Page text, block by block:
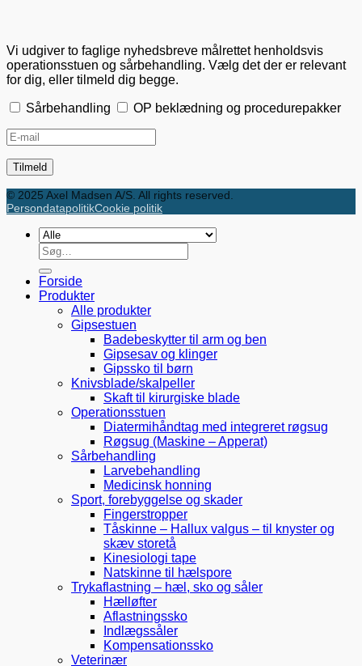
Vi udgiver to faglige nyhedsbreve målrettet henholdsvis
operationsstuen og sårbehandling. Vælg det der er relevant
for dig, eller tilmeld dig begge.
Sårbehandling OP beklædning og procedurepakker
© 2025 Axel Madsen A/S. All rights reserved.
PersondatapolitikCookie politik
Søg
efter:
Forside
Produkter
Alle produkter
Gipsestuen
Badebeskytter til arm og ben
Gipsesav og klinger
Gipssko til børn
Knivsblade/skalpeller
Skaft til kirurgiske blade
Operationsstuen
Diatermihåndtag med integreret røgsug
Røgsug (Maskine – Apperat)
Sårbehandling
Larvebehandling
Medicinsk honning
Sport, forebyggelse og skader
Fingerstropper
Tåskinne – Hallux valgus – til knyster og
skæv storetå
Kinesiologi tape
Natskinne til hælspore
Trykaflastning – hæl, sko og såler
Hælløfter
Aflastningssko
Indlægssåler
Kompensationssko
Veterinær